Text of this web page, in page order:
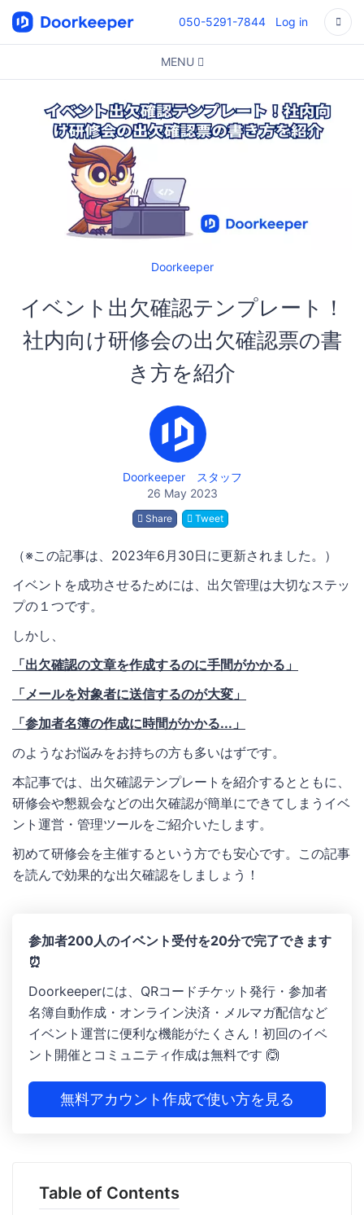
050-5291-7844 Log in
MENU
Doorkeeper
イベント出欠確認テンプレート！
社内向け研修会の出欠確認票の書
き方を紹介
Doorkeeper スタッフ
26 May 2023
Share Tweet
（※この記事は、2023年6月30日に更新されました。）
イベントを成功させるためには、出欠管理は大切なステッ
プの１つです。
しかし、
「出欠確認の文章を作成するのに手間がかかる」
「メールを対象者に送信するのが大変」
「参加者名簿の作成に時間がかかる...」
のようなお悩みをお持ちの方も多いはずです。
本記事では、出欠確認テンプレートを紹介するとともに、
研修会や懇親会などの出欠確認が簡単にできてしまうイベ
ント運営・管理ツールをご紹介いたします。
初めて研修会を主催するという方でも安心です。この記事
を読んで効果的な出欠確認をしましょう！
参加者200人のイベント受付を20分で完了できます
⏰
Doorkeeperには、QRコードチケット発行・参加者
名簿自動作成 ・オンライン決済 ・メルマガ配信など
イベント運営に便利な機能がたくさん！初回のイベ
ント開催とコミュニティ作成は無料です 🙆
無料アカウント作成で使い方を見る
Table of Contents